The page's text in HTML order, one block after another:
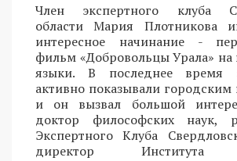
Член экспертного клуба
области Мария Плотникова
интересное начинание -
фильм «Добровольцы Урала» на
языки. В последнее время
активно показывали
и он вызвал большой
доктор философских наук,
Экспертного Клуба
директор Института